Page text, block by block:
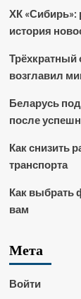
ХК «Сибирь»:
история
Трёхкратный
возглавил
Беларусь
после
Как снизить
транспорта
Как выбрать
вам
Мета
Войти